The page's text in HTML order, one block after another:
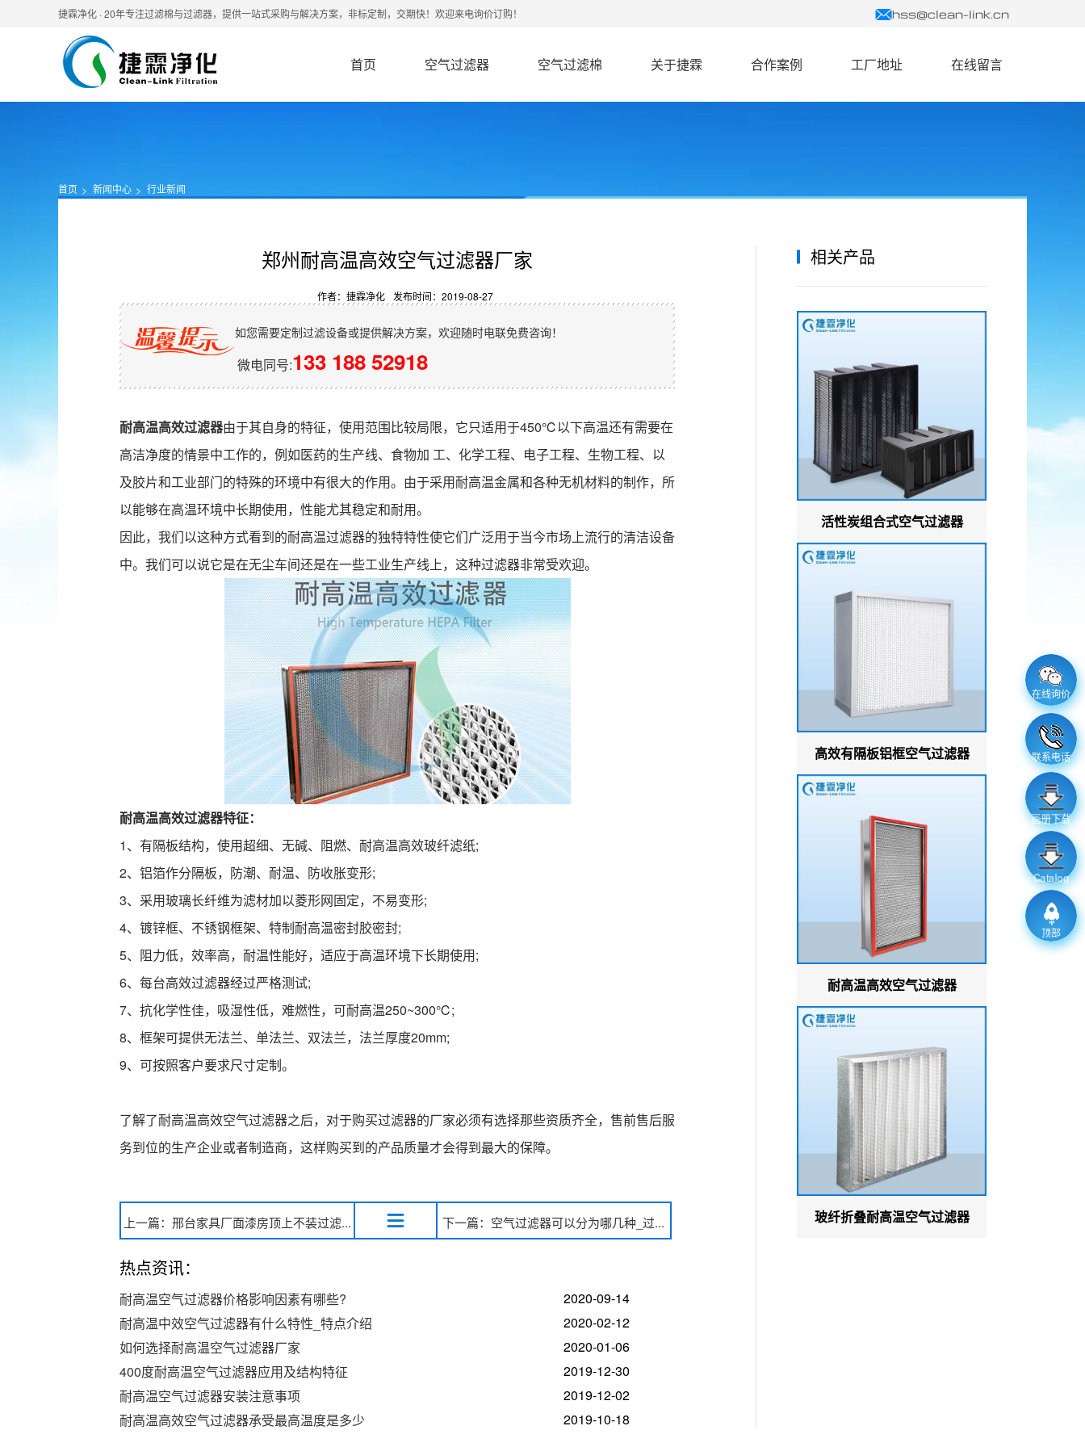
捷霖净化 · 20年专注过滤棉与过滤器，提供一站式采购与解决方案，非标定制，交期快！欢迎来电询价订购！ hss@clean-link.cn
首页 空气过滤器 空气过滤棉 关于捷霖 合作案例 工厂地址 在线留言
在线询价
联系电话
画册下载
Catalog
顶部
首页 新闻中心 行业新闻
郑州耐高温高效空气过滤器厂家
作者：捷霖净化 发布时间：2019-08-27
如您需要定制过滤设备或提供解决方案，欢迎随时电联免费咨询！
微电同号:133 188 52918
耐高温高效过滤器由于其自身的特征，使用范围比较局限，它只适用于450℃以下高温还有需要在
高洁净度的情景中工作的，例如医药的生产线、食物加 工、化学工程、电子工程、生物工程、以
及胶片和工业部门的特殊的环境中有很大的作用。由于采用耐高温金属和各种无机材料的制作，所
以能够在高温环境中长期使用，性能尤其稳定和耐用。
因此，我们以这种方式看到的耐高温过滤器的独特特性使它们广泛用于当今市场上流行的清洁设备
中。我们可以说它是在无尘车间还是在一些工业生产线上，这种过滤器非常受欢迎。
耐高温高效过滤器特征：
1、有隔板结构，使用超细、无碱、阻燃、耐高温高效玻纤滤纸;
2、铝箔作分隔板，防潮、耐温、防收胀变形;
3、采用玻璃长纤维为滤材加以菱形网固定，不易变形;
4、镀锌框、不锈钢框架、特制耐高温密封胶密封;
5、阻力低，效率高，耐温性能好，适应于高温环境下长期使用;
6、每台高效过滤器经过严格测试;
7、抗化学性佳，吸湿性低，难燃性，可耐高温250~300℃;
8、框架可提供无法兰、单法兰、双法兰，法兰厚度20mm;
9、可按照客户要求尺寸定制。
了解了耐高温高效空气过滤器之后，对于购买过滤器的厂家必须有选择那些资质齐全，售前售后服
务到位的生产企业或者制造商，这样购买到的产品质量才会得到最大的保障。
上一篇：邢台家具厂面漆房顶上不装过滤... 下一篇：空气过滤器可以分为哪几种_过...
热点资讯：
耐高温空气过滤器价格影响因素有哪些?
2020-09-14
耐高温中效空气过滤器有什么特性_特点介绍
2020-02-12
如何选择耐高温空气过滤器厂家
2020-01-06
400度耐高温空气过滤器应用及结构特征
2019-12-30
耐高温空气过滤器安装注意事项
2019-12-02
耐高温高效空气过滤器承受最高温度是多少
2019-10-18
相关产品
活性炭组合式空气过滤器
高效有隔板铝框空气过滤器
耐高温高效空气过滤器
玻纤折叠耐高温空气过滤器